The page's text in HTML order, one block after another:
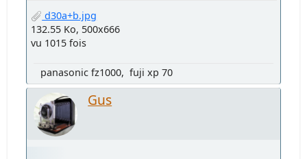
d30a+b.jpg
132.55 Ko, 500x666
vu 1015 fois
panasonic fz1000, fuji xp 70
Gus